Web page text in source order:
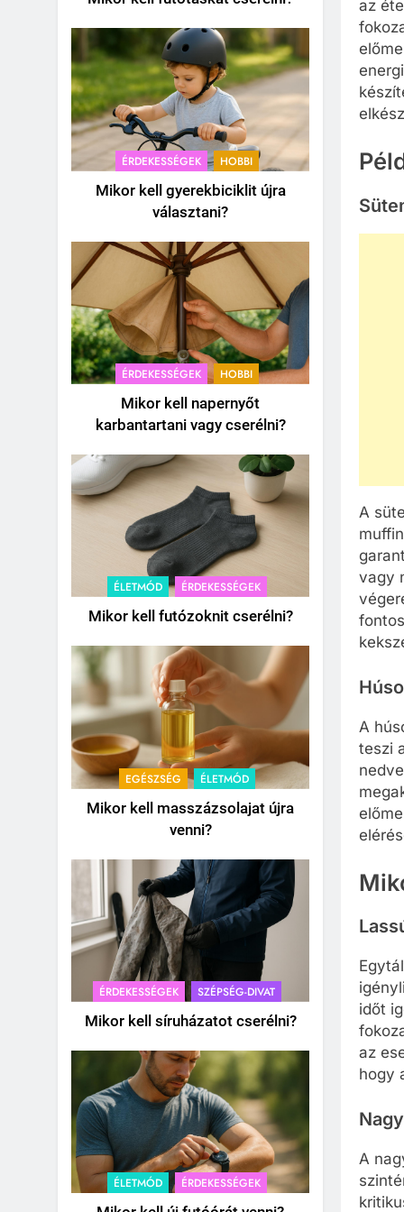
ÉRDEKESSÉGEK HOBBI
Mikor kell gyerekbiciklit újra
választani?
ÉRDEKESSÉGEK HOBBI
Mikor kell napernyőt
karbantartani vagy cserélni?
ÉLETMÓD ÉRDEKESSÉGEK
Mikor kell futózoknit cserélni?
EGÉSZSÉG ÉLETMÓD
Mikor kell masszázsolajat újra
venni?
ÉRDEKESSÉGEK SZÉPSÉG-DIVAT
Mikor kell síruházatot cserélni?
ÉLETMÓD ÉRDEKESSÉGEK
az
A
vagy
A
teszi
időt
az
hogy
A